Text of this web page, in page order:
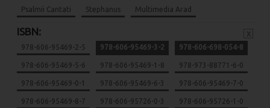
Psalmii Cantati Stephanus Multimedia Arad
ISBN:
978-606-95469-2-5 978-606-95469-3-2 978-606-698-054-8
978-606-95469-5-6 978-606-95469-1-8 978-973-88771-6-0
978-606-95469-0-1 978-606-95469-6-3 978-606-95469-7-0
978-606-95469-8-7 978-606-95726-0-3 978-606-95726-1-0